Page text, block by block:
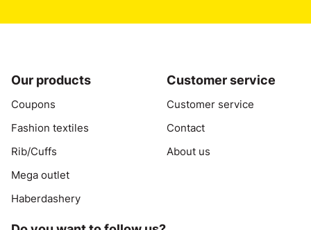
Our products
Coupons
Fashion textiles
Rib/Cuffs
Mega outlet
Haberdashery
Customer service
Customer service
Contact
About us